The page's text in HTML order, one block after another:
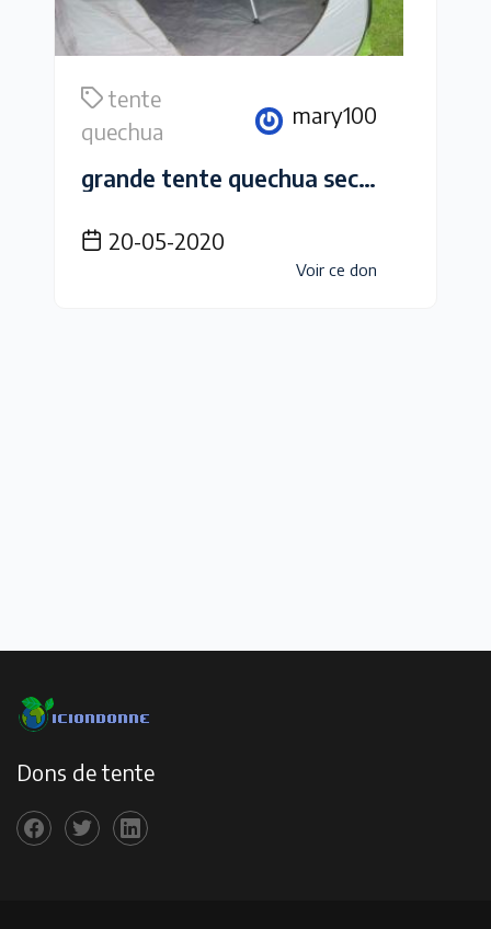
tente
quechua
mary100
grande tente quechua seconds base XL
20-05-2020
Voir ce don
Dons de tente